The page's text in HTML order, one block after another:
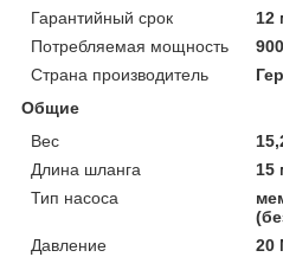
Гарантийный срок
12
Потребляемая мощность
Страна производитель
Общие
Вес
Длина шланга
15
Тип насоса
Давление
20